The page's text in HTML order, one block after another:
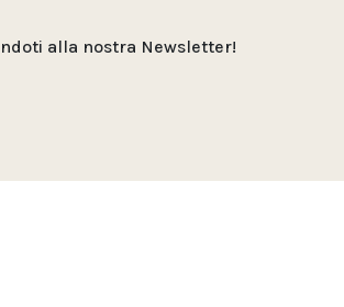
alla nostra Newsletter!